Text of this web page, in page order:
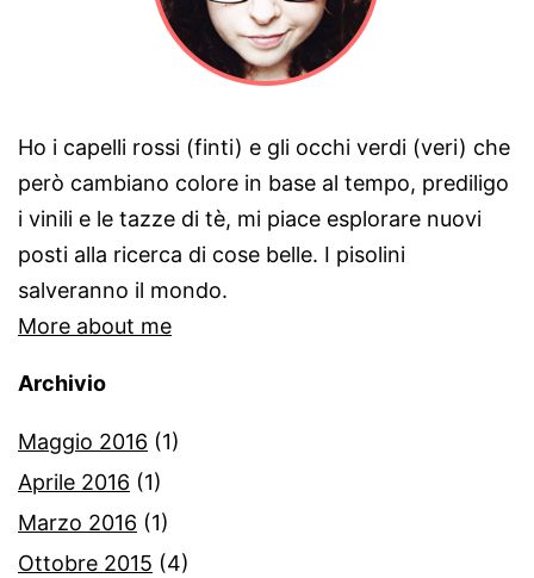
Ho i capelli rossi (finti) e gli occhi verdi (veri) che
però cambiano colore in base al tempo, prediligo
i vinili e le tazze di tè, mi piace esplorare nuovi
posti alla ricerca di cose belle. I pisolini
salveranno il mondo.
More about me
Archivio
Maggio 2016 (1)
Aprile 2016 (1)
Marzo 2016 (1)
Ottobre 2015 (4)